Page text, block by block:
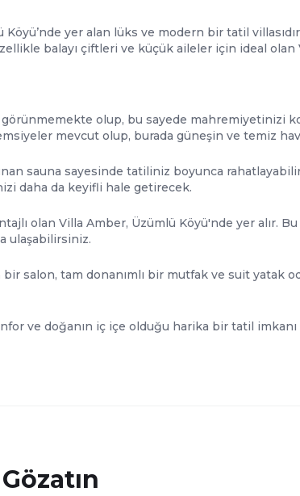
Köyü’nde yer alan lüks ve modern bir tatil
balayı çiftleri ve küçük aileler için ideal
görünmemekte olup, bu sayede mahremiyetinizi
mevcut olup, burada güneşin ve temiz
sauna sayesinde tatiliniz boyunca
daha da keyifli hale getirecek.
olan Villa Amber, Üzümlü Köyü'nde yer alır. Bu
ulaşabilirsiniz.
bir salon, tam donanımlı bir mutfak ve suit yatak
ve doğanın iç içe olduğu harika bir tatil